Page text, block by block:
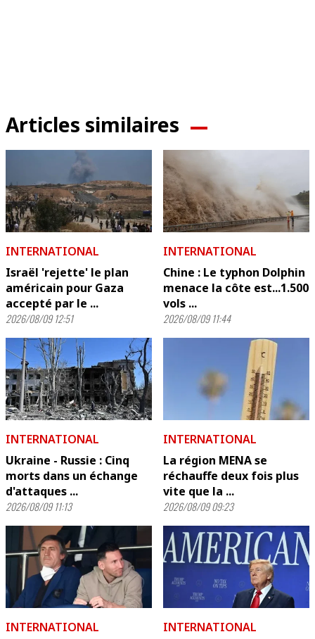
Articles similaires
INTERNATIONAL
Israël 'rejette' le plan
américain pour Gaza
accepté par le ...
2026/08/09 12:51
INTERNATIONAL
Chine : Le typhon Dolphin
menace la côte est...1.500
vols ...
2026/08/09 11:44
INTERNATIONAL
Ukraine - Russie : Cinq
morts dans un échange
d'attaques ...
2026/08/09 11:13
INTERNATIONAL
La région MENA se
réchauffe deux fois plus
vite que la ...
2026/08/09 09:23
INTERNATIONAL
INTERNATIONAL